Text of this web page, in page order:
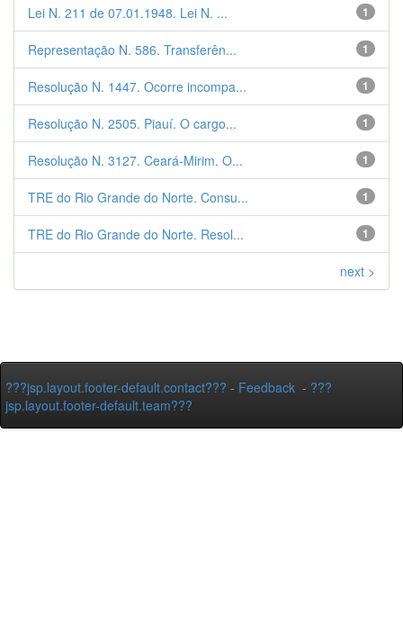
1
Lei N. 211 de 07.01.1948. Lei N. ...
1
Representação N. 586. Transferên...
1
Resolução N. 1447. Ocorre incompa...
1
Resolução N. 2505. Piauí. O cargo...
1
Resolução N. 3127. Ceará-Mirim. O...
1
TRE do Rio Grande do Norte. Consu...
1
TRE do Rio Grande do Norte. Resol...
next >
???jsp.layout.footer-default.contact??? - Feedback - ???
jsp.layout.footer-default.team???